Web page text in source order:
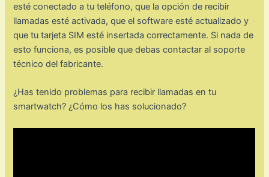
esté conectado a tu teléfono, que la opción de recibir
llamadas esté activada, que el software esté actualizado y
que tu tarjeta SIM esté insertada correctamente. Si nada de
esto funciona, es posible que debas contactar al soporte
técnico del fabricante.
¿Has tenido problemas para recibir llamadas en tu
smartwatch? ¿Cómo los has solucionado?